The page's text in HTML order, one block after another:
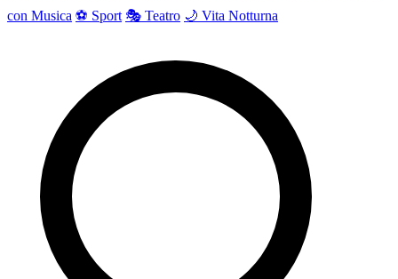
con Musica ⚽ Sport 🎭 Teatro 🌙 Vita Notturna